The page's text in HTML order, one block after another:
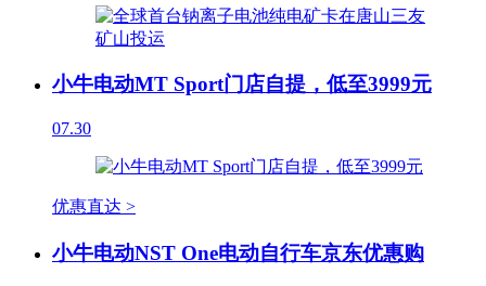
小牛电动MT Sport门店自提，低至3999元
07.30
优惠直达 >
小牛电动NST One电动自行车京东优惠购